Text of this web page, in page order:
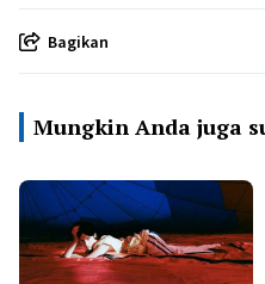
Bagikan
Mungkin Anda juga